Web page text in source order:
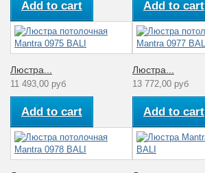
Add to cart Add to cart
Люстра...
11 493,00 руб
Add to cart
Люстра...
13 772,00 руб
Add to cart